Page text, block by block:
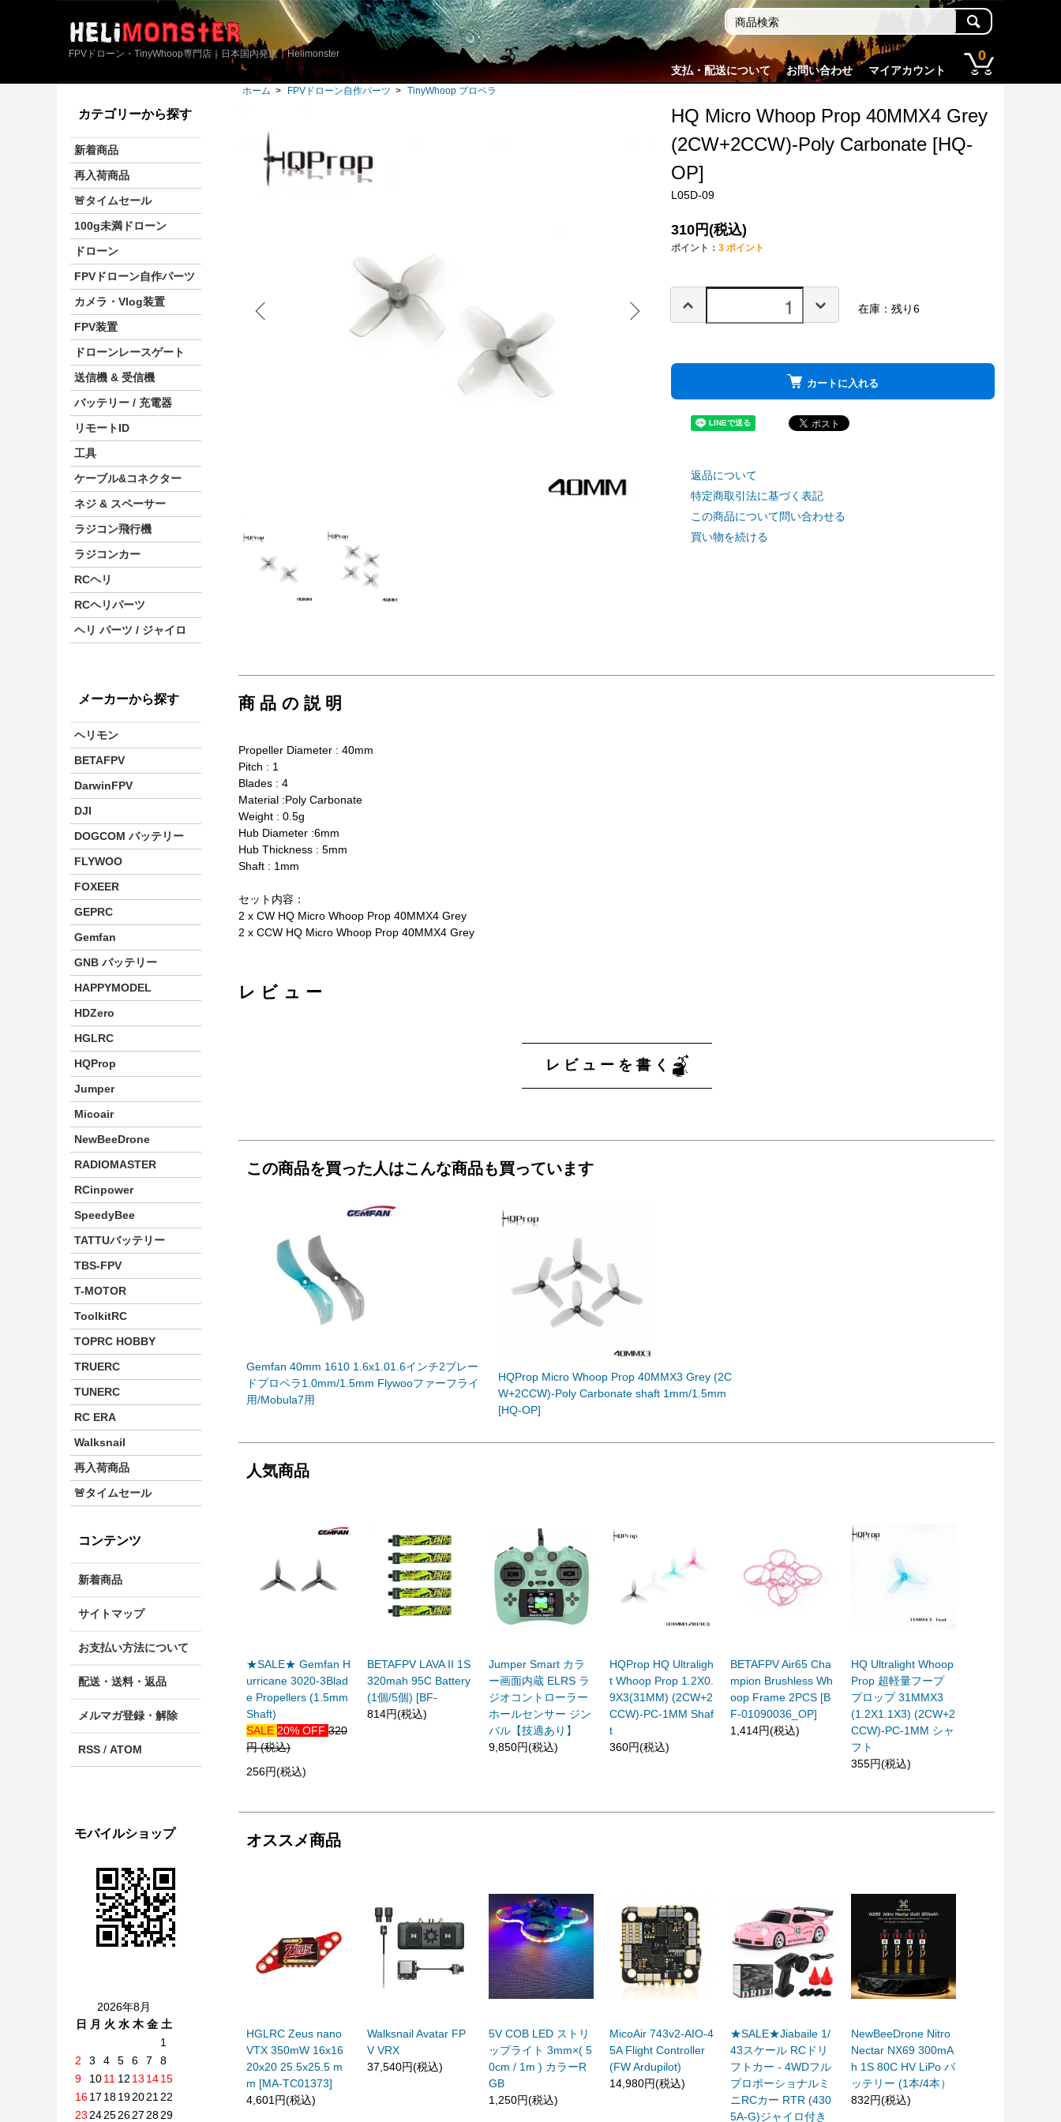
FPVドローン・TinyWhoop専門店｜日本国内発送｜Helimonster
支払・配送について お問い合わせ マイアカウント
0
ホーム > FPVドローン自作パーツ > TinyWhoop プロペラ
HQ Micro Whoop Prop 40MMX4 Grey
(2CW+2CCW)-Poly Carbonate [HQ-
OP]
L05D-09
310円(税込)
ポイント： 3 ポイント
在庫：残り6
カートに入れる
返品について
特定商取引法に基づく表記
この商品について問い合わせる
買い物を続ける
商品の説明
Propeller Diameter : 40mm
Pitch : 1
Blades : 4
Material :Poly Carbonate
Weight : 0.5g
Hub Diameter :6mm
Hub Thickness : 5mm
Shaft : 1mm
セット内容：
2 x CW HQ Micro Whoop Prop 40MMX4 Grey
2 x CCW HQ Micro Whoop Prop 40MMX4 Grey
レビュー
レビューを書く
この商品を買った人はこんな商品も買っています
Gemfan 40mm 1610 1.6x1.01.6インチ2ブレー
ドプロペラ1.0mm/1.5mm Flywooファーフライ
用/Mobula7用
HQProp Micro Whoop Prop 40MMX3 Grey (2C
W+2CCW)-Poly Carbonate shaft 1mm/1.5mm
[HQ-OP]
人気商品
★SALE★ Gemfan H
urricane 3020-3Blad
e Propellers (1.5mm
Shaft)
SALE 20% OFF 320
円 (税込)
256円(税込)
BETAFPV LAVA II 1S
320mah 95C Battery
(1個/5個) [BF-
814円(税込)
Jumper Smart カラ
ー画面内蔵 ELRS ラ
ジオコントローラー
ホールセンサー ジン
バル【技適あり】
9,850円(税込)
HQProp HQ Ultraligh
t Whoop Prop 1.2X0.
9X3(31MM) (2CW+2
CCW)-PC-1MM Shaf
t
360円(税込)
BETAFPV Air65 Cha
mpion Brushless Wh
oop Frame 2PCS [B
F-01090036_OP]
1,414円(税込)
HQ Ultralight Whoop
Prop 超軽量フープ
プロップ 31MMX3
(1.2X1.1X3) (2CW+2
CCW)-PC-1MM シャ
フト
355円(税込)
オススメ商品
HGLRC Zeus nano
VTX 350mW 16x16
20x20 25.5x25.5 m
m [MA-TC01373]
4,601円(税込)
Walksnail Avatar FP
V VRX
37,540円(税込)
5V COB LED ストリ
ップライト 3mm×( 5
0cm / 1m ) カラーR
GB
1,250円(税込)
MicoAir 743v2-AIO-4
5A Flight Controller
(FW Ardupilot)
14,980円(税込)
★SALE★Jiabaile 1/
43スケール RCドリ
フトカー - 4WDフル
プロポーショナルミ
ニRCカー RTR (430
5A-G)ジャイロ付き
NewBeeDrone Nitro
Nectar NX69 300mA
h 1S 80C HV LiPo バ
ッテリー (1本/4本）
832円(税込)
カテゴリーから探す
新着商品
再入荷商品
🚨タイムセール
100g未満ドローン
ドローン
FPVドローン自作パーツ
カメラ・Vlog装置
FPV装置
ドローンレースゲート
送信機 & 受信機
バッテリー / 充電器
リモートID
工具
ケーブル&コネクター
ネジ & スペーサー
ラジコン飛行機
ラジコンカー
RCヘリ
RCヘリパーツ
ヘリ パーツ / ジャイロ
メーカーから探す
ヘリモン
BETAFPV
DarwinFPV
DJI
DOGCOM バッテリー
FLYWOO
FOXEER
GEPRC
Gemfan
GNB バッテリー
HAPPYMODEL
HDZero
HGLRC
HQProp
Jumper
Micoair
NewBeeDrone
RADIOMASTER
RCinpower
SpeedyBee
TATTUバッテリー
TBS-FPV
T-MOTOR
ToolkitRC
TOPRC HOBBY
TRUERC
TUNERC
RC ERA
Walksnail
再入荷商品
🚨タイムセール
コンテンツ
新着商品
サイトマップ
お支払い方法について
配送・送料・返品
メルマガ登録・解除
RSS / ATOM
モバイルショップ
2026年8月
日
月 火 水 木 金 土
1
2
3 4 5 6 7
8
9
1011 12 13 1415
1617 18192021 22
23 24252627 2829